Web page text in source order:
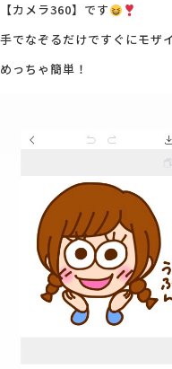
【カメラ360】です
手でなぞるだけですぐにモザ
めっちゃ簡単！